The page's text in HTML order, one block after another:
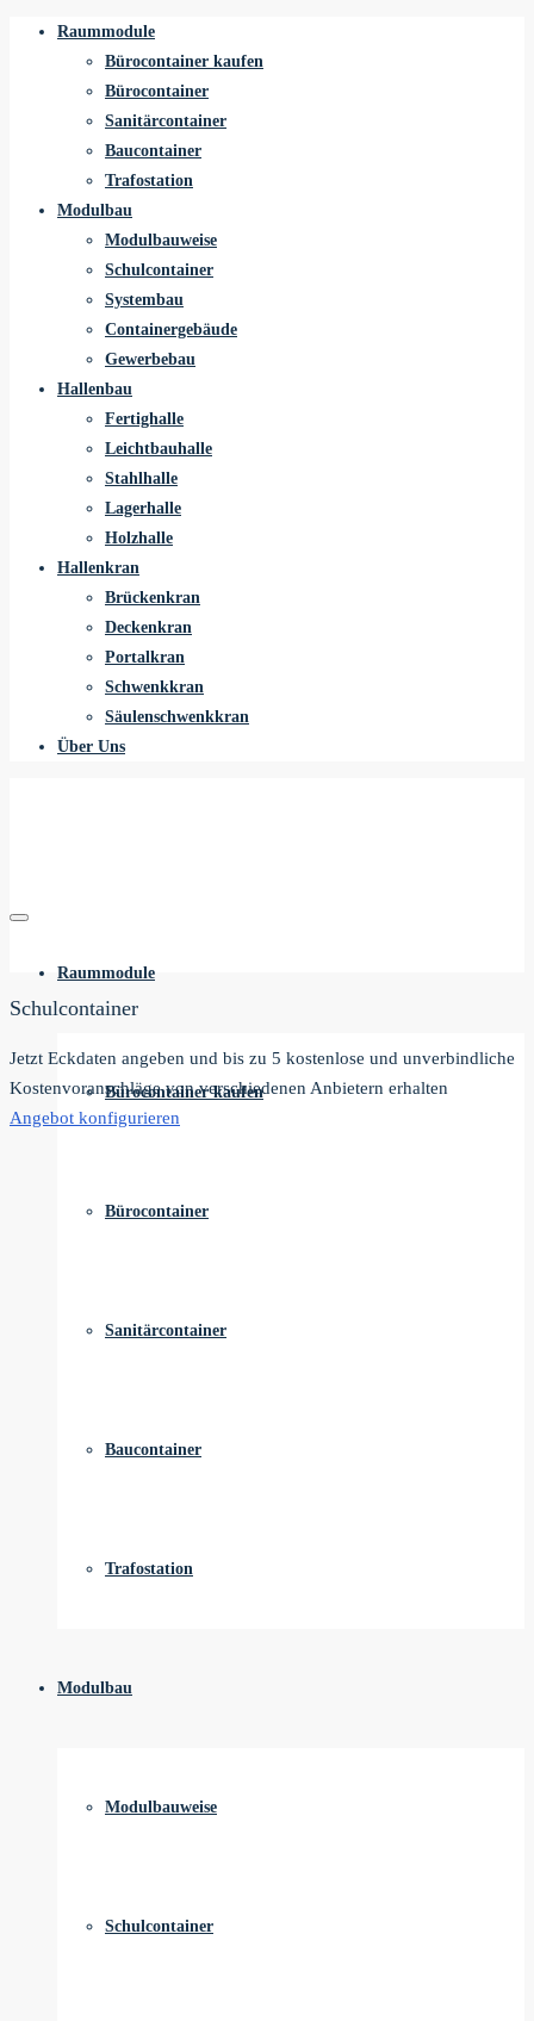
Raummodule
Bürocontainer kaufen
Bürocontainer
Sanitärcontainer
Baucontainer
Trafostation
Modulbau
Modulbauweise
Schulcontainer
Systembau
Containergebäude
Gewerbebau
Hallenbau
Fertighalle
Leichtbauhalle
Stahlhalle
Lagerhalle
Holzhalle
Hallenkran
Brückenkran
Deckenkran
Portalkran
Schwenkkran
Säulenschwenkkran
Über Uns
Raummodule
Bürocontainer kaufen
Bürocontainer
Sanitärcontainer
Baucontainer
Trafostation
Modulbau
Modulbauweise
Schulcontainer
Schulcontainer
Jetzt Eckdaten angeben und bis zu 5 kostenlose und unverbindliche
Kostenvoranschläge von verschiedenen Anbietern erhalten
Angebot konfigurieren